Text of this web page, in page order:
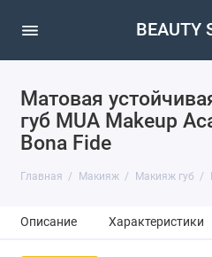
BEAUTY
Матовая
губ MUA Makeup
Bona Fide
Главная Макияж Макияж губ
Описание Характеристики